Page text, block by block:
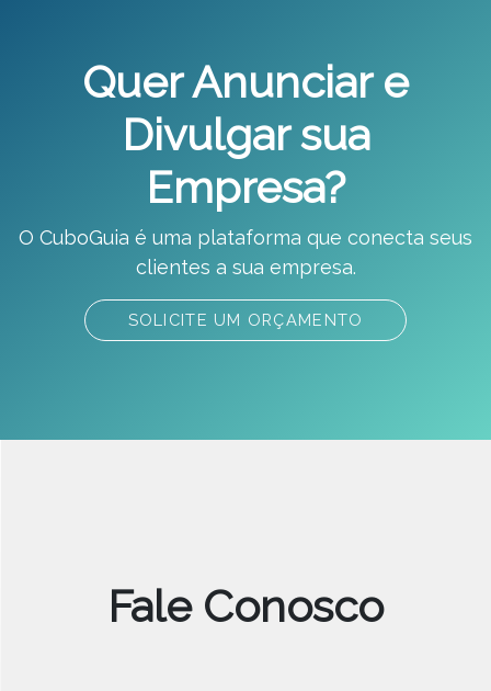
Quer Anunciar e
Divulgar sua
Empresa?
O CuboGuia é uma plataforma que conecta seus
clientes a sua empresa.
SOLICITE UM ORÇAMENTO
Fale Conosco